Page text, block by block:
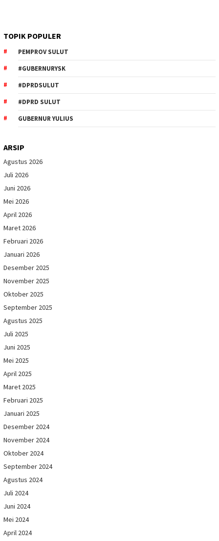
TOPIK POPULER
PEMPROV SULUT
#GUBERNURYSK
#DPRDSULUT
#DPRD SULUT
GUBERNUR YULIUS
ARSIP
Agustus 2026
Juli 2026
Juni 2026
Mei 2026
April 2026
Maret 2026
Februari 2026
Januari 2026
Desember 2025
November 2025
Oktober 2025
September 2025
Agustus 2025
Juli 2025
Juni 2025
Mei 2025
April 2025
Maret 2025
Februari 2025
Januari 2025
Desember 2024
November 2024
Oktober 2024
September 2024
Agustus 2024
Juli 2024
Juni 2024
Mei 2024
April 2024